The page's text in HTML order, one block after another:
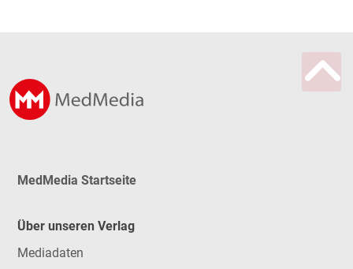
MedMedia Startseite
Über unseren Verlag
Mediadaten